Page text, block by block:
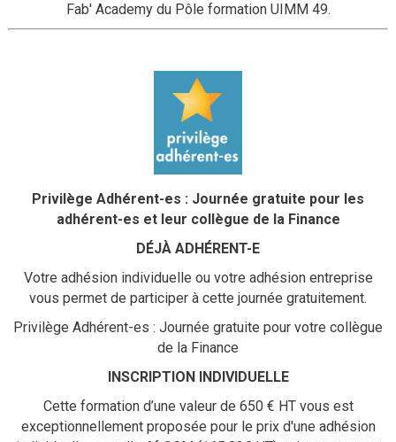
Fab' Academy du Pôle formation UIMM 49.
Privilège Adhérent-es : Journée gratuite pour les
adhérent-es et leur collègue de la Finance
DÉJÀ ADHÉRENT-E
Votre adhésion individuelle ou votre adhésion entreprise
vous permet de participer à cette journée gratuitement.
Privilège Adhérent-es : Journée gratuite pour votre collègue
de la Finance
INSCRIPTION INDIVIDUELLE
Cette formation d’une valeur de 650 € HT vous est
exceptionnellement proposée pour le prix d'une adhésion